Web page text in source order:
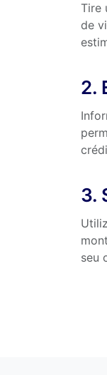
Tire
de
2.
3.
seu